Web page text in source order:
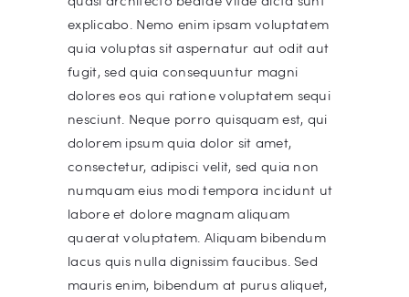
explicabo. Nemo enim ipsam voluptatem
quia voluptas sit aspernatur aut odit aut
fugit, sed quia consequuntur magni
dolores eos qui ratione voluptatem sequi
nesciunt. Neque porro quisquam est, qui
dolorem ipsum quia dolor sit amet,
consectetur, adipisci velit, sed quia non
numquam eius modi tempora incidunt ut
labore et dolore magnam aliquam
quaerat voluptatem. Aliquam bibendum
lacus quis nulla dignissim faucibus. Sed
mauris enim, bibendum at purus aliquet,